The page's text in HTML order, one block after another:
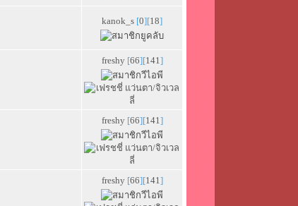
kanok_s [0][18]
freshy [66][141]
freshy [66][141]
freshy [66][141]